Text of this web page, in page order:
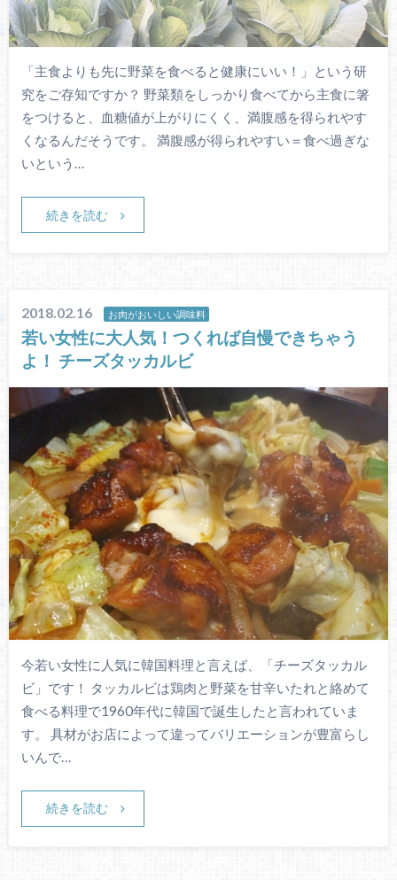
「主食よりも先に野菜を食べると健康にいい！」という研
究をご存知ですか？ 野菜類をしっかり食べてから主食に箸
をつけると、血糖値が上がりにくく、満腹感を得られやす
くなるんだそうです。 満腹感が得られやすい＝食べ過ぎな
いという…
続きを読む
2018.02.16 お肉がおいしい調味料
若い女性に大人気！つくれば自慢できちゃう
よ！ チーズタッカルビ
今若い女性に人気に韓国料理と言えば、「チーズタッカル
ビ」です！ タッカルビは鶏肉と野菜を甘辛いたれと絡めて
食べる料理で1960年代に韓国で誕生したと言われていま
す。 具材がお店によって違ってバリエーションが豊富らし
いんで…
続きを読む